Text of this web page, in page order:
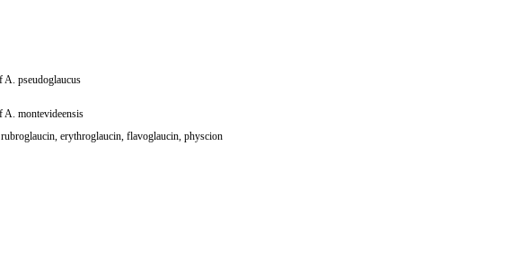
A. pseudoglaucus
A. montevideensis
erythroglaucin, flavoglaucin, physcion